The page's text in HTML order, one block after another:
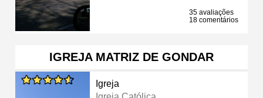
35 avaliações
18 comentários
IGREJA MATRIZ DE GONDAR
Igreja